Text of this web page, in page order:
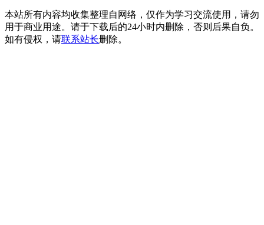
本站所有内容均收集整理自网络，仅作为学习交流使用，请勿
用于商业用途。请于下载后的24小时内删除，否则后果自负。
如有侵权，请联系站长删除。